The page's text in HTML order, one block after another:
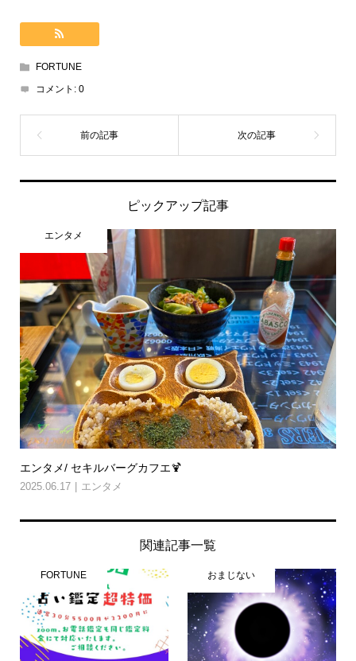
FORTUNE
コメント: 0
ピックアップ記事
エンタメ
エンタメ/ セキルバーグカフエ🍹
2025.06.17 エンタメ
関連記事一覧
FORTUNE おまじない